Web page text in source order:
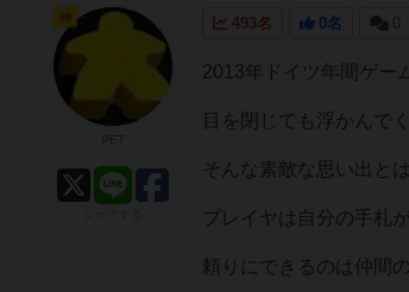
493名 0名 0
2013年ドイツ年間ゲー
目を閉じても浮かんで
そんな素敵な思い出と
プレイヤは自分の手札
頼りにできるのは仲間